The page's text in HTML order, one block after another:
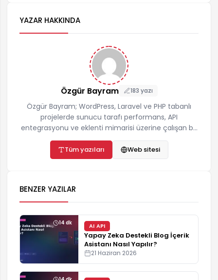
YAZAR HAKKINDA
Özgür Bayram 183 yazı
Özgür Bayram; WordPress, Laravel ve PHP tabanlı
projelerde sunucu tarafı performans, API
entegrasyonu ve eklenti mimarisi üzerine çalışan bir
yazılımcıdır. ozgurbayram.com'da hosting,
önbellekleme, teknik SEO ve yapay zekâ API
entegrasyonları konularında gerçek proje
destek@ozgurbayram.com
Tüm yazıları Web sitesi
BENZER YAZILAR
14 dk AI API
Yapay Zeka Destekli Blog İçerik
Asistanı Nasıl Yapılır?
21 Haziran 2026